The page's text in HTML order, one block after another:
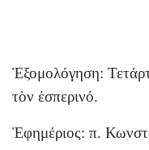
Ἐξομολόγηση:
τὸν ἑσπερινό.
Ἐφημέριος: π.